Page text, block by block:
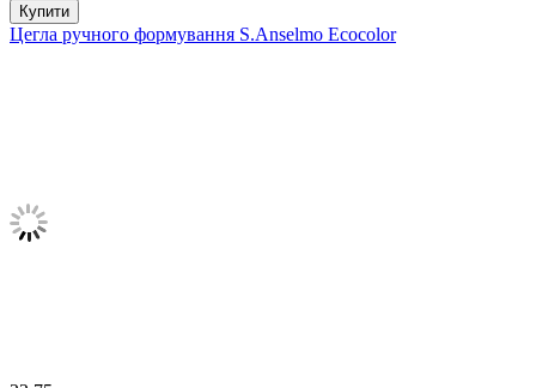
Купити
Цегла ручного формування S.Anselmo Ecocolor